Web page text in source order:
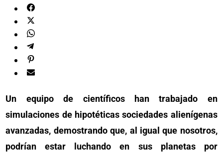
Un equipo de científicos han trabajado en
simulaciones de hipotéticas sociedades alienígenas
avanzadas, demostrando que, al igual que nosotros,
podrían estar luchando en sus planetas por